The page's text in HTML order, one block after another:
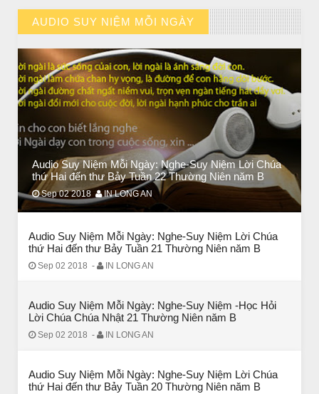
AUDIO SUY NIỆM MỖI NGÀY
// VIEW MORE BY AUDIO SUY NIỆM MỖI NGÀY
Audio Suy Niệm Mỗi Ngày: Nghe-Suy Niệm Lời Chúa
thứ Hai đến thư Bảy Tuần 22 Thường Niên năm B
Sep 02 2018 IN LONG AN
Audio Suy Niệm Mỗi Ngày: Nghe-Suy Niệm Lời Chúa
thứ Hai đến thư Bảy Tuần 21 Thường Niên năm B
Sep 02 2018 - IN LONG AN
Audio Suy Niệm Mỗi Ngày: Nghe-Suy Niệm -Học Hỏi
Lời Chúa Chúa Nhật 21 Thường Niên năm B
Sep 02 2018 - IN LONG AN
Audio Suy Niệm Mỗi Ngày: Nghe-Suy Niệm Lời Chúa
thứ Hai đến thư Bảy Tuần 20 Thường Niên năm B
CHUYỆN Ý NGHĨA
CÔ BÉ BÁN DIÊM